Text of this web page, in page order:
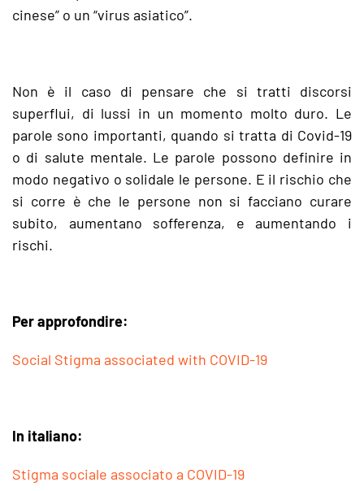
cinese” o un “virus asiatico”.
Non è il caso di pensare che si tratti discorsi
superflui, di lussi in un momento molto duro. Le
parole sono importanti, quando si tratta di Covid-19
o di salute mentale. Le parole possono definire in
modo negativo o solidale le persone. E il rischio che
si corre è che le persone non si facciano curare
subito, aumentano sofferenza, e aumentando i
rischi.
Per approfondire:
Social Stigma associated with COVID-19
In italiano:
Stigma sociale associato a COVID-19